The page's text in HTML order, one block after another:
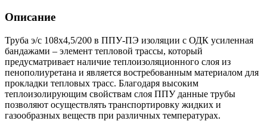
Описание
Труба э/с 108х4,5/200 в ППУ-ПЭ изоляции с ОДК усиленная
бандажами – элемент тепловой трассы, который
предусматривает наличие теплоизоляционного слоя из
пенополиуретана и является востребованным материалом для
прокладки тепловых трасс. Благодаря высоким
теплоизолирующим свойствам слоя ППУ данные трубы
позволяют осуществлять транспортировку жидких и
газообразных веществ при различных температурах.